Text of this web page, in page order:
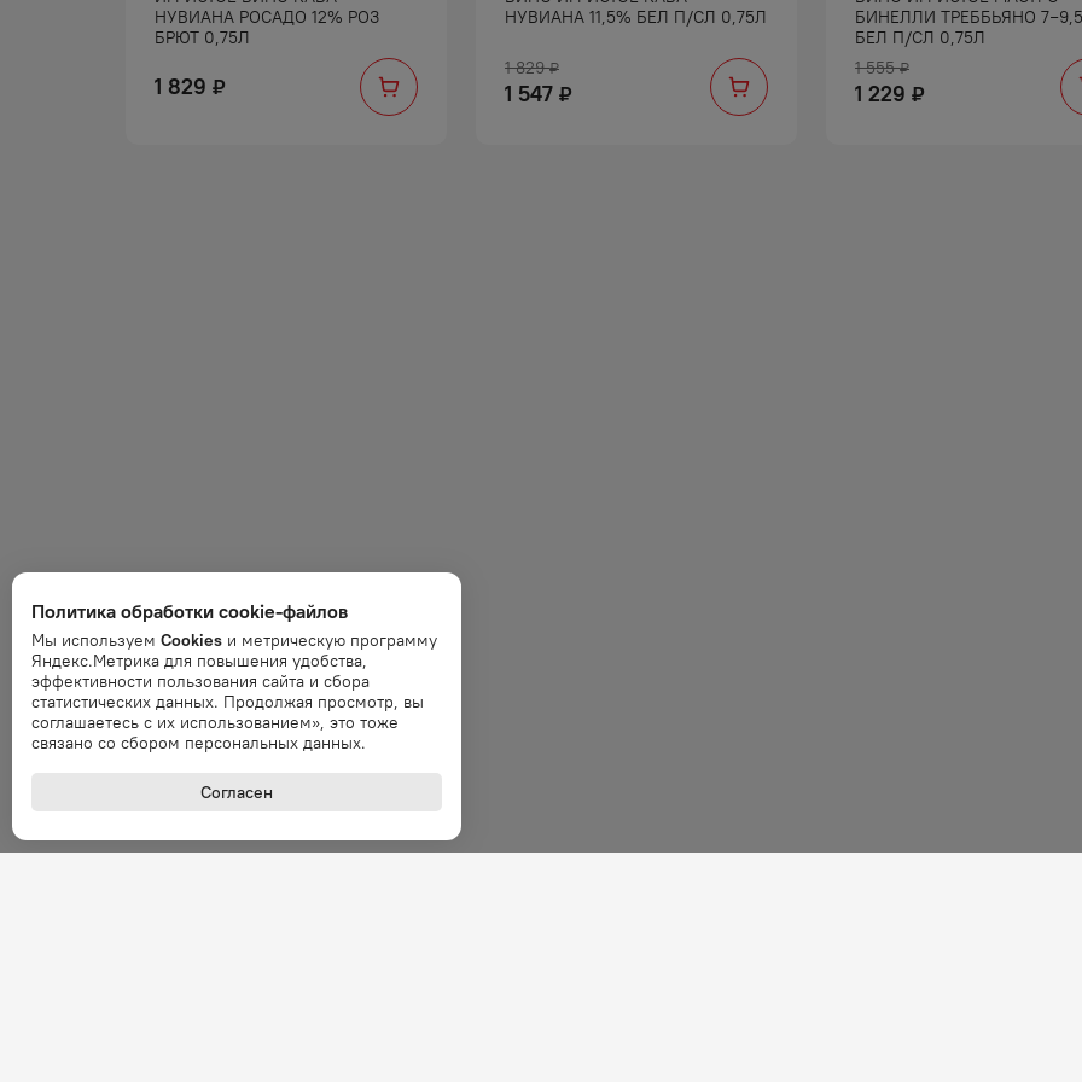
НУВИАНА РОСАДО 12% РОЗ
БРЮТ 0,75Л
1 829 ₽
НУВИАНА 11,5% БЕЛ П/СЛ 0,75Л
1 829 ₽
1 547 ₽
БИНЕЛЛИ ТРЕББЬЯНО
БЕЛ П/СЛ 0,75Л
1 555 ₽
1 229 ₽
Политика обработки cookie-файлов
Мы используем Cookies и метрическую программу
Яндекс.Метрика для повышения удобства,
эффективности пользования сайта и сбора
статистических данных. Продолжая просмотр, вы
соглашаетесь с их использованием», это тоже
связано со сбором персональных данных.
Согласен